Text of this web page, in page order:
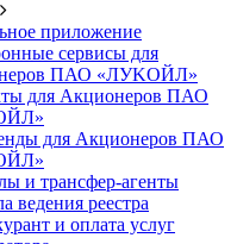
приложение
сервисы для
ПАО «ЛУKOЙЛ»
для Акционеров ПАО
для Акционеров ПАО
и трансфер-агенты
ведения реестра
и оплата услуг